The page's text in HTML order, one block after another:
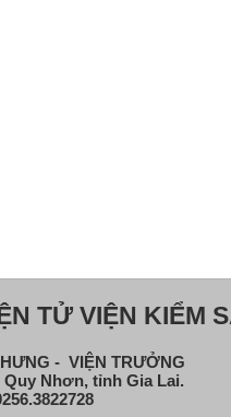
TỬ VIỆN KIỂM
- VIỆN TRƯỞNG
Nhơn, tỉnh Gia Lai.